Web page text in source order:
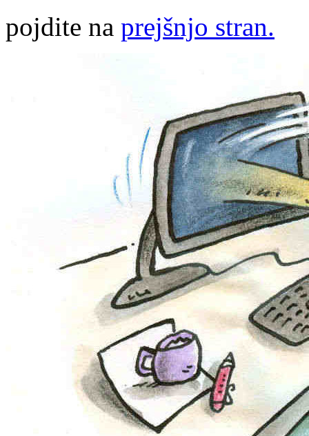
pojdite na prejšnjo stran.